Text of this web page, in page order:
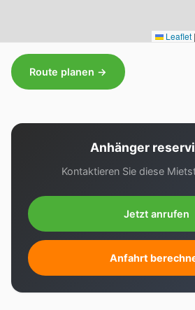
Leaflet |
Route planen →
Anhänger
Kontaktieren Sie diese
Jetzt anrufen
Anfahrt